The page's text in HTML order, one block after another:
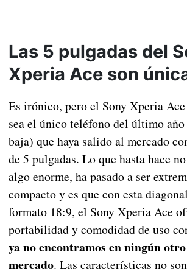
Las 5 pulgadas del
Xperia Ace son
Es irónico, pero el Sony Xperia
sea el único teléfono del último
baja) que haya salido al mercado
de 5 pulgadas. Lo que hasta hace
algo enorme, ha pasado a ser
compacto y es que con esta
formato 18:9, el Sony Xperia Ace
portabilidad y comodidad de uso
ya no encontramos en ningún
mercado. Las características no